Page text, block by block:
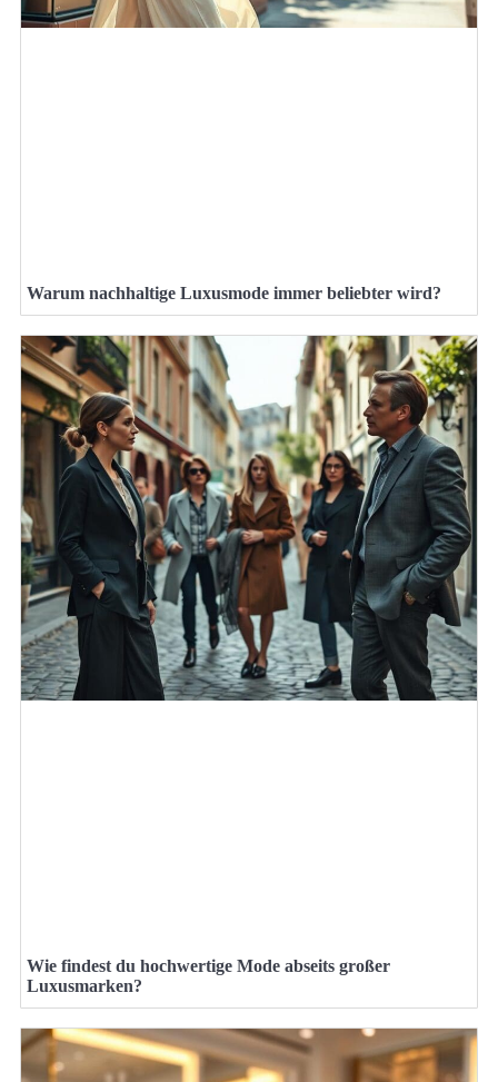
Warum nachhaltige Luxusmode immer beliebter wird?
Wie findest du hochwertige Mode abseits großer
Luxusmarken?